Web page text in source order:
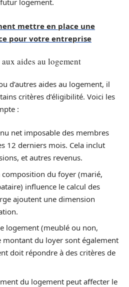
logement.
mettre en place une
pour votre entreprise
aides au logement
d’autres aides au logement, il
critères d’éligibilité. Voici les
:
net imposable des membres
12 derniers mois. Cela inclut
et autres revenus.
composition du foyer (marié,
influence le calcul des
ajoutent une dimension
logement (meublé ou non,
montant du loyer sont également
doit répondre à des critères de
du logement peut affecter le